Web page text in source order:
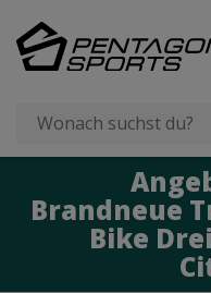
Brandneue
Bike